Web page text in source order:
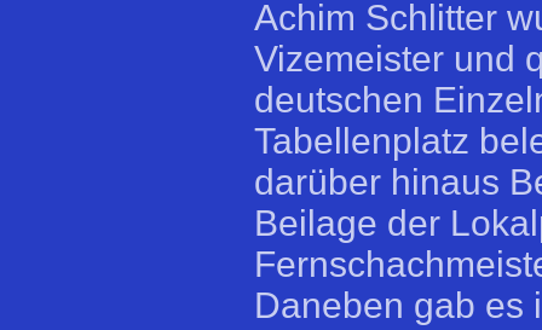
Achim Schlitter
Vizemeister und
deutschen
Tabellenplatz
darüber hinaus
Beilage der
Daneben gab es